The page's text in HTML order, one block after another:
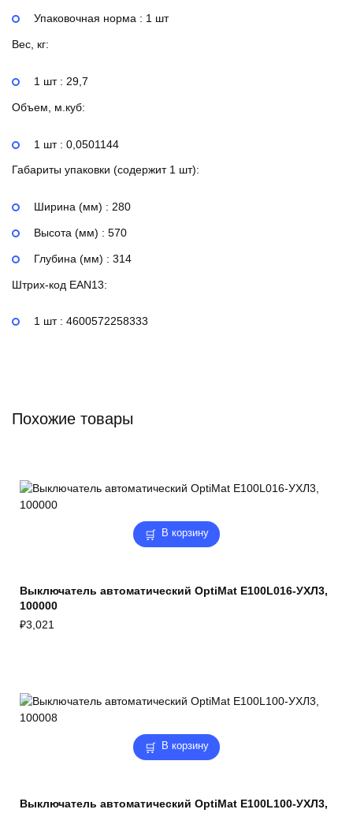
Упаковочная норма : 1 шт
Вес, кг:
1 шт : 29,7
Объем, м.куб:
1 шт : 0,0501144
Габариты упаковки (содержит 1 шт):
Ширина (мм) : 280
Высота (мм) : 570
Глубина (мм) : 314
Штрих-код EAN13:
1 шт : 4600572258333
Похожие товары
В корзину
Выключатель автоматический OptiMat E100L016-УХЛ3,
100000
₽3,021
В корзину
Выключатель автоматический OptiMat E100L100-УХЛ3,